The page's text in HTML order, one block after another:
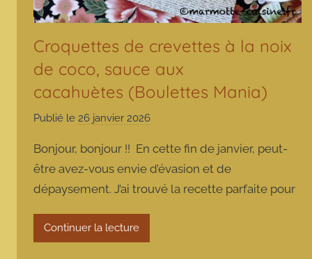
Croquettes de crevettes à la noix
de coco, sauce aux
cacahuètes (Boulettes Mania)
Publié le 26 janvier 2026
r
m
a
Bonjour, bonjour !! En cette fin de janvier, peut-
être avez-vous envie d’évasion et de
dépaysement. J’ai trouvé la recette parfaite pour
Continuer la lecture